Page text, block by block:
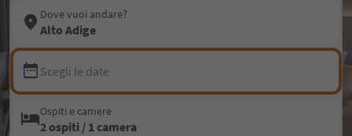
Dove vuoi andare?
Alto Adige
Scegli le date
Ospiti e camere
2 ospiti / 1 camera